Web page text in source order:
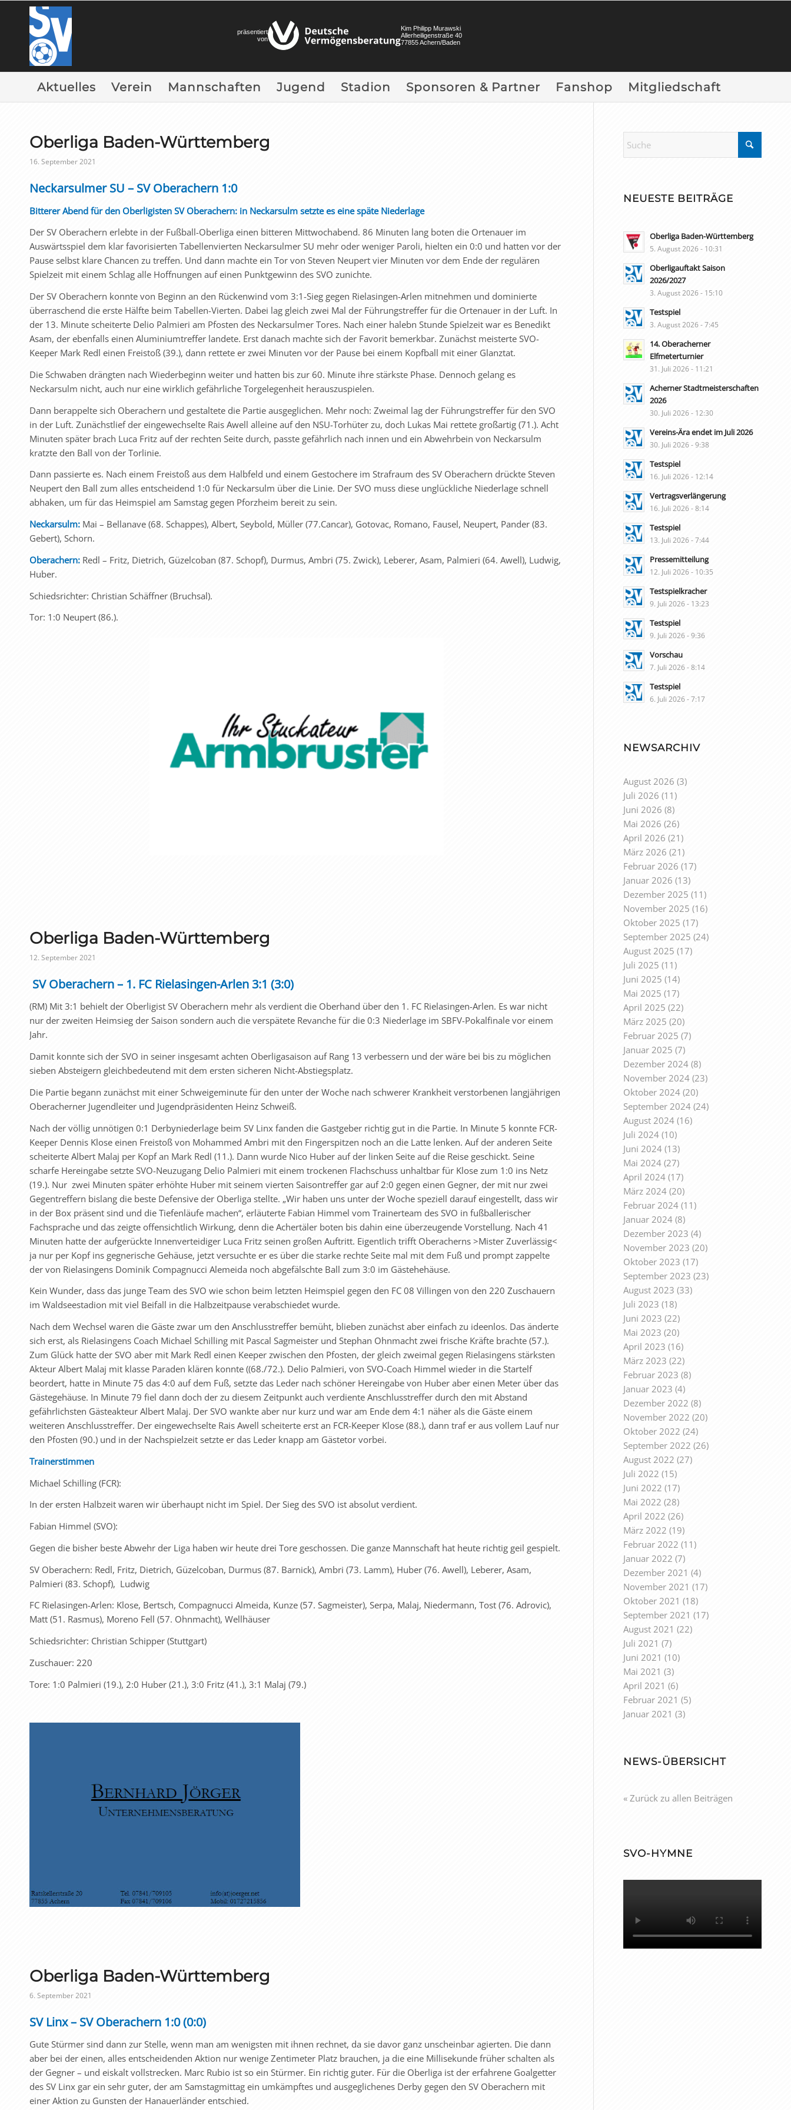
präsentiert
von
Kim Philipp Murawski
Allerheiligenstraße 40
77855 Achern/Baden
Aktuelles Verein Mannschaften Jugend Stadion Sponsoren & Partner Fanshop Mitgliedschaft
Oberliga Baden-Württemberg
16. September 2021
Neckarsulmer SU – SV Oberachern 1:0
Bitterer Abend für den Oberligisten SV Oberachern: in Neckarsulm setzte es eine späte Niederlage
Der SV Oberachern erlebte in der Fußball-Oberliga einen bitteren Mittwochabend. 86 Minuten lang boten die Ortenauer im
Auswärtsspiel dem klar favorisierten Tabellenvierten Neckarsulmer SU mehr oder weniger Paroli, hielten ein 0:0 und hatten vor der
Pause selbst klare Chancen zu treffen. Und dann machte ein Tor von Steven Neupert vier Minuten vor dem Ende der regulären
Spielzeit mit einem Schlag alle Hoffnungen auf einen Punktgewinn des SVO zunichte.
Der SV Oberachern konnte von Beginn an den Rückenwind vom 3:1-Sieg gegen Rielasingen-Arlen mitnehmen und dominierte
überraschend die erste Hälfte beim Tabellen-Vierten. Dabei lag gleich zwei Mal der Führungstreffer für die Ortenauer in der Luft. In
der 13. Minute scheiterte Delio Palmieri am Pfosten des Neckarsulmer Tores. Nach einer halebn Stunde Spielzeit war es Benedikt
Asam, der ebenfalls einen Aluminiumtreffer landete. Erst danach machte sich der Favorit bemerkbar. Zunächst meisterte SVO-
Keeper Mark Redl einen Freistoß (39.), dann rettete er zwei Minuten vor der Pause bei einem Kopfball mit einer Glanztat.
Die Schwaben drängten nach Wiederbeginn weiter und hatten bis zur 60. Minute ihre stärkste Phase. Dennoch gelang es
Neckarsulm nicht, auch nur eine wirklich gefährliche Torgelegenheit herauszuspielen.
Dann berappelte sich Oberachern und gestaltete die Partie ausgeglichen. Mehr noch: Zweimal lag der Führungstreffer für den SVO
in der Luft. Zunächstlief der eingewechselte Rais Awell alleine auf den NSU-Torhüter zu, doch Lukas Mai rettete großartig (71.). Acht
Minuten später brach Luca Fritz auf der rechten Seite durch, passte gefährlich nach innen und ein Abwehrbein von Neckarsulm
kratzte den Ball von der Torlinie.
Dann passierte es. Nach einem Freistoß aus dem Halbfeld und einem Gestochere im Strafraum des SV Ober­achern drückte Steven
Neupert den Ball zum alles entscheidend 1:0 für Neckarsulm über die Linie. Der SVO muss diese unglückliche Niederlage schnell
abhaken, um für das Heimspiel am Samstag gegen Pforzheim bereit zu sein.
Neckarsulm: Mai – Bellanave (68. Schappes), Albert, Seybold, Müller (77.Cancar), Gotovac, Romano, Fausel, Neupert, Pander (83.
Gebert), Schorn.
Oberachern: Redl – Fritz, Dietrich, Güzelcoban (87. Schopf), Durmus, Ambri (75. Zwick), Leberer, Asam, Palmieri (64. Awell), Ludwig,
Huber.
Schiedsrichter: Christian Schäffner (Bruchsal).
Tor: 1:0 Neupert (86.).
Oberliga Baden-Württemberg
12. September 2021
SV Oberachern – 1. FC Rielasingen-Arlen 3:1 (3:0)
(RM) Mit 3:1 behielt der Oberligist SV Oberachern mehr als verdient die Oberhand über den 1. FC Rielasingen-Arlen. Es war nicht
nur der zweiten Heimsieg der Saison sondern auch die verspätete Revanche für die 0:3 Niederlage im SBFV-Pokalfinale vor einem
Jahr.
Damit konnte sich der SVO in seiner insgesamt achten Oberligasaison auf Rang 13 verbessern und der wäre bei bis zu möglichen
sieben Absteigern gleichbedeutend mit dem ersten sicheren Nicht-Abstiegsplatz.
Die Partie begann zunächst mit einer Schweigeminute für den unter der Woche nach schwerer Krankheit verstorbenen langjährigen
Oberacherner Jugendleiter und Jugendpräsidenten Heinz Schweiß.
Nach der völlig unnötigen 0:1 Derbyniederlage beim SV Linx fanden die Gastgeber richtig gut in die Partie. In Minute 5 konnte FCR-
Keeper Dennis Klose einen Freistoß von Mohammed Ambri mit den Fingerspitzen noch an die Latte lenken. Auf der anderen Seite
scheiterte Albert Malaj per Kopf an Mark Redl (11.). Dann wurde Nico Huber auf der linken Seite auf die Reise geschickt. Seine
scharfe Hereingabe setzte SVO-Neuzugang Delio Palmieri mit einem trockenen Flachschuss unhaltbar für Klose zum 1:0 ins Netz
(19.). Nur zwei Minuten später erhöhte Huber mit seinem vierten Saisontreffer gar auf 2:0 gegen einen Gegner, der mit nur zwei
Gegentreffern bislang die beste Defensive der Oberliga stellte. „Wir haben uns unter der Woche speziell darauf eingestellt, dass wir
in der Box präsent sind und die Tiefenläufe machen“, erläuterte Fabian Himmel vom Trainerteam des SVO in fußballerischer
Fachsprache und das zeigte offensichtlich Wirkung, denn die Achertäler boten bis dahin eine überzeugende Vorstellung. Nach 41
Minuten hatte der aufgerückte Innenverteidiger Luca Fritz seinen großen Auftritt. Eigentlich trifft Oberacherns >Mister Zuverlässig<
ja nur per Kopf ins gegnerische Gehäuse, jetzt versuchte er es über die starke rechte Seite mal mit dem Fuß und prompt zappelte
der von Rielasingens Dominik Compagnucci Alemeida noch abgefälschte Ball zum 3:0 im Gästehehäuse.
Kein Wunder, dass das junge Team des SVO wie schon beim letzten Heimspiel gegen den FC 08 Villingen von den 220 Zuschauern
im Waldseestadion mit viel Beifall in die Halbzeitpause verabschiedet wurde.
Nach dem Wechsel waren die Gäste zwar um den Anschlusstreffer bemüht, blieben zunächst aber einfach zu ideenlos. Das änderte
sich erst, als Rielasingens Coach Michael Schilling mit Pascal Sagmeister und Stephan Ohnmacht zwei frische Kräfte brachte (57.).
Zum Glück hatte der SVO aber mit Mark Redl einen Keeper zwischen den Pfosten, der gleich zweimal gegen Rielasingens stärksten
Akteur Albert Malaj mit klasse Paraden klären konnte ((68./72.). Delio Palmieri, von SVO-Coach Himmel wieder in die Startelf
beordert, hatte in Minute 75 das 4:0 auf dem Fuß, setzte das Leder nach schöner Hereingabe von Huber aber einen Meter über das
Gästegehäuse. In Minute 79 fiel dann doch der zu diesem Zeitpunkt auch verdiente Anschlusstreffer durch den mit Abstand
gefährlichsten Gästeakteur Albert Malaj. Der SVO wankte aber nur kurz und war am Ende dem 4:1 näher als die Gäste einem
weiteren Anschlusstreffer. Der eingewechselte Rais Awell scheiterte erst an FCR-Keeper Klose (88.), dann traf er aus vollem Lauf nur
den Pfosten (90.) und in der Nachspielzeit setzte er das Leder knapp am Gästetor vorbei.
Trainerstimmen
Michael Schilling (FCR):
In der ersten Halbzeit waren wir überhaupt nicht im Spiel. Der Sieg des SVO ist absolut verdient.
Fabian Himmel (SVO):
Gegen die bisher beste Abwehr der Liga haben wir heute drei Tore geschossen. Die ganze Mannschaft hat heute richtig geil gespielt.
SV Oberachern: Redl, Fritz, Dietrich, Güzelcoban, Durmus (87. Barnick), Ambri (73. Lamm), Huber (76. Awell), Leberer, Asam,
Palmieri (83. Schopf), Ludwig
FC Rielasingen-Arlen: Klose, Bertsch, Compagnucci Almeida, Kunze (57. Sagmeister), Serpa, Malaj, Niedermann, Tost (76. Adrovic),
Matt (51. Rasmus), Moreno Fell (57. Ohnmacht), Wellhäuser
Schiedsrichter: Christian Schipper (Stuttgart)
Zuschauer: 220
Tore: 1:0 Palmieri (19.), 2:0 Huber (21.), 3:0 Fritz (41.), 3:1 Malaj (79.)
Oberliga Baden-Württemberg
6. September 2021
SV Linx – SV Oberachern 1:0 (0:0)
Gute Stürmer sind dann zur Stelle, wenn man am wenigsten mit ihnen rechnet, da sie davor ganz unscheinbar agierten. Die dann
aber bei der einen, alles entscheidenden Aktion nur wenige Zentimeter Platz brauchen, ja die eine Millisekunde früher schalten als
der Gegner – und eiskalt vollstrecken. Marc Rubio ist so ein Stürmer. Ein richtig guter. Für die Oberliga ist der erfahrene Goalgetter
des SV Linx gar ein sehr guter, der am Samstagmittag ein umkämpftes und ausgeglichenes Derby gegen den SV Oberachern mit
einer Aktion zu Gunsten der Hanauerländer entschied.
NEUESTE BEITRÄGE
Oberliga Baden-Württemberg
5. August 2026 - 10:31
Oberligauftakt Saison
2026/2027
3. August 2026 - 15:10
Testspiel
3. August 2026 - 7:45
14. Oberacherner
Elfmeterturnier
31. Juli 2026 - 11:21
Acherner Stadtmeisterschaften
2026
30. Juli 2026 - 12:30
Vereins-Ära endet im Juli 2026
30. Juli 2026 - 9:38
Testspiel
16. Juli 2026 - 12:14
Vertragsverlängerung
16. Juli 2026 - 8:14
Testspiel
13. Juli 2026 - 7:44
Pressemitteilung
12. Juli 2026 - 10:35
Testspielkracher
9. Juli 2026 - 13:23
Testspiel
9. Juli 2026 - 9:36
Vorschau
7. Juli 2026 - 8:14
Testspiel
6. Juli 2026 - 7:17
NEWSARCHIV
August 2026 (3)
Juli 2026 (11)
Juni 2026 (8)
Mai 2026 (26)
April 2026 (21)
März 2026 (21)
Februar 2026 (17)
Januar 2026 (13)
Dezember 2025 (11)
November 2025 (16)
Oktober 2025 (17)
September 2025 (24)
August 2025 (17)
Juli 2025 (11)
Juni 2025 (14)
Mai 2025 (17)
April 2025 (22)
März 2025 (20)
Februar 2025 (7)
Januar 2025 (7)
Dezember 2024(8)
November 2024(23)
Oktober 2024(20)
September 2024(24)
August 2024(16)
Juli 2024(10)
Juni 2024(13)
Mai 2024(27)
April 2024(17)
März 2024(20)
Februar 2024(11)
Januar 2024(8)
Dezember 2023 (4)
November 2023 (20)
Oktober 2023 (17)
September 2023 (23)
August 2023 (33)
Juli 2023 (18)
Juni 2023 (22)
Mai 2023 (20)
April 2023 (16)
März 2023 (22)
Februar 2023 (8)
Januar 2023 (4)
Dezember 2022 (8)
November 2022 (20)
Oktober 2022 (24)
September 2022 (26)
August 2022 (27)
Juli 2022 (15)
Juni 2022 (17)
Mai 2022 (28)
April 2022 (26)
März 2022 (19)
Februar 2022 (11)
Januar 2022 (7)
Dezember 2021 (4)
November 2021 (17)
Oktober 2021 (18)
September 2021 (17)
August 2021 (22)
Juli 2021 (7)
Juni 2021 (10)
Mai 2021 (3)
April 2021 (6)
Februar 2021 (5)
Januar 2021 (3)
NEWS-ÜBERSICHT
« Zurück zu allen Beiträgen
SVO-HYMNE